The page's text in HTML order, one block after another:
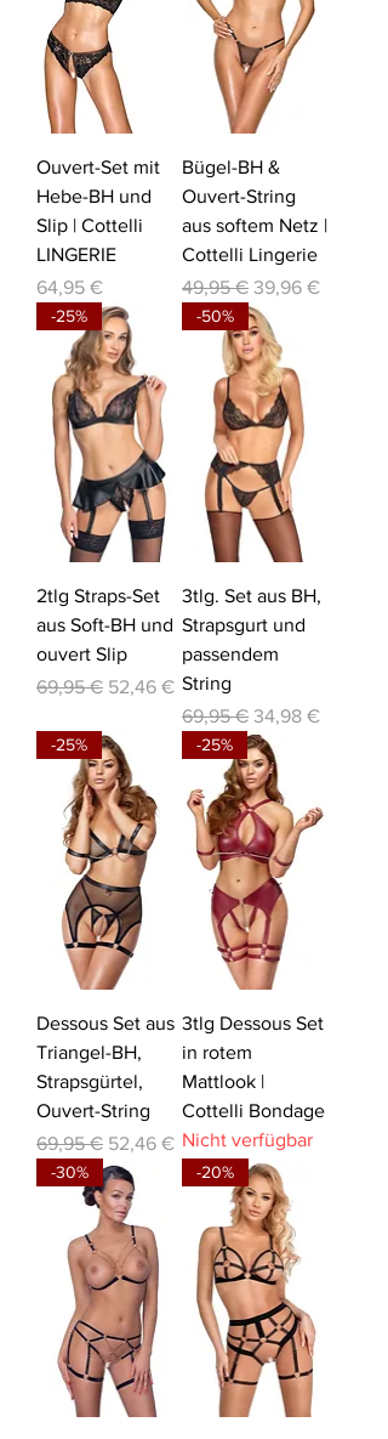
Ouvert-Set mit
Hebe-BH und
Slip | Cottelli
LINGERIE
Preis
64,95 €
Bügel-BH &
Ouvert-String
aus softem Netz |
Cottelli Lingerie
Standardpreis
49,95 € Sale-Preis
39,96 €
-25%
2tlg Straps-Set
aus Soft-BH und
ouvert Slip
Standardpreis
69,95 € Sale-Preis
52,46 €
-50%
3tlg. Set aus BH,
Strapsgurt und
passendem
String
Standardpreis
69,95 € Sale-Preis
34,98 €
-25%
Dessous Set aus
Triangel-BH,
Strapsgürtel,
Ouvert-String
Standardpreis
69,95 € Sale-Preis
52,46 €
-25%
3tlg Dessous Set
in rotem
Mattlook |
Cottelli Bondage
Nicht verfügbar
-30% -20%